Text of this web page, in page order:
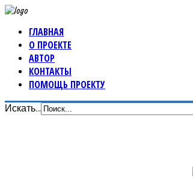
ГЛАВНАЯ
О ПРОЕКТЕ
АВТОР
КОНТАКТЫ
ПОМОЩЬ ПРОЕКТУ
Искать...